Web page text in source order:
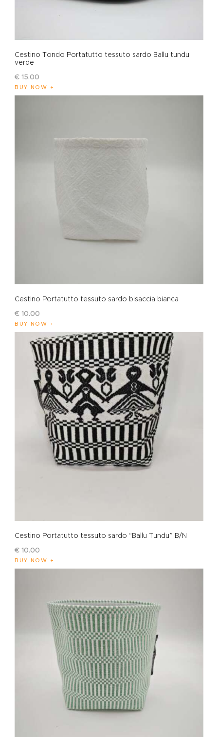
Cestino Tondo Portatutto tessuto sardo Ballu tundu
verde
€ 15.00
BUY NOW
Cestino Portatutto tessuto sardo bisaccia bianca
€ 10.00
BUY NOW
Cestino Portatutto tessuto sardo “Ballu Tundu” B/N
€ 10.00
BUY NOW